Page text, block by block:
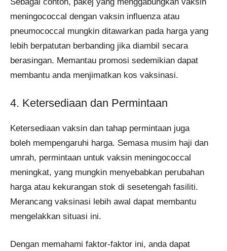
meningococcal dengan vaksin influenza atau
pneumococcal mungkin ditawarkan pada harga yang
lebih berpatutan berbanding jika diambil secara
berasingan. Memantau promosi sedemikian dapat
membantu anda menjimatkan kos vaksinasi.
4. Ketersediaan dan Permintaan
Ketersediaan vaksin dan tahap permintaan juga
boleh mempengaruhi harga. Semasa musim haji dan
umrah, permintaan untuk vaksin meningococcal
meningkat, yang mungkin menyebabkan perubahan
harga atau kekurangan stok di sesetengah fasiliti.
Merancang vaksinasi lebih awal dapat membantu
mengelakkan situasi ini.​
Dengan memahami faktor-faktor ini, anda dapat